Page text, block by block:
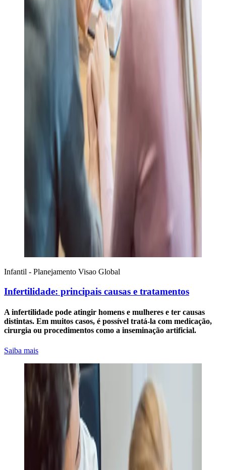
Infantil - Planejamento Visao Global
Infertilidade: principais causas e tratamentos
A infertilidade pode atingir homens e mulheres e ter causas
distintas. Em muitos casos, é possível tratá-la com medicação,
cirurgia ou procedimentos como a inseminação artificial.
Saiba mais